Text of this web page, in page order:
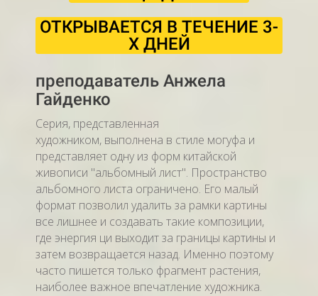
ОТКРЫВАЕТСЯ В ТЕЧЕНИЕ 3-
Х ДНЕЙ
преподаватель Анжела
Гайденко
Серия, представленная
художником, выполнена в стиле могуфа и
представляет одну из форм китайской
живописи "альбомный лист". Пространство
альбомного листа ограничено. Его малый
формат позволил удалить за рамки картины
все лишнее и создавать такие композиции,
где энергия ци выходит за границы картины и
затем возвращается назад. Именно поэтому
часто пишется только фрагмент растения,
наиболее важное впечатление художника.